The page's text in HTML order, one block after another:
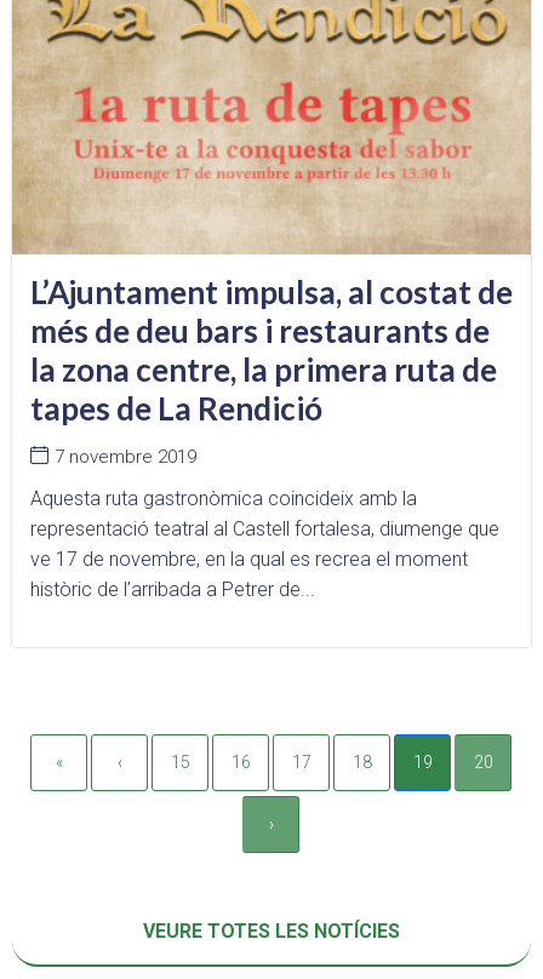
L’Ajuntament impulsa, al costat de
més de deu bars i restaurants de
la zona centre, la primera ruta de
tapes de La Rendició
7 novembre 2019
Aquesta ruta gastronòmica coincideix amb la
representació teatral al Castell fortalesa, diumenge que
ve 17 de novembre, en la qual es recrea el moment
històric de l’arribada a Petrer de...
« ‹ 15 16 17 18 19 20
›
VEURE TOTES LES NOTÍCIES